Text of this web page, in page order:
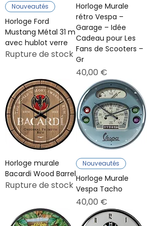
Nouveautés
Horloge Ford
Mustang Métal 31 m
avec hublot verre
Rupture de stock
Horloge Murale
rétro Vespa –
Garage – Idée
Cadeau pour Les
Fans de Scooters –
Gr
Prix
40,00 €
Horloge murale
Bacardi Wood Barrel
Rupture de stock
Nouveautés
Horloge Murale
Vespa Tacho
Prix
40,00 €